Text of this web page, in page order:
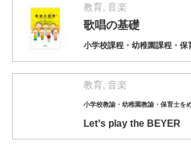
教育, 音楽
歌唱の基礎
小学校課程・幼稚園課程・保
教育, 音楽
小学校教諭・幼稚園教諭・保育士を
Let’s play the BEYER